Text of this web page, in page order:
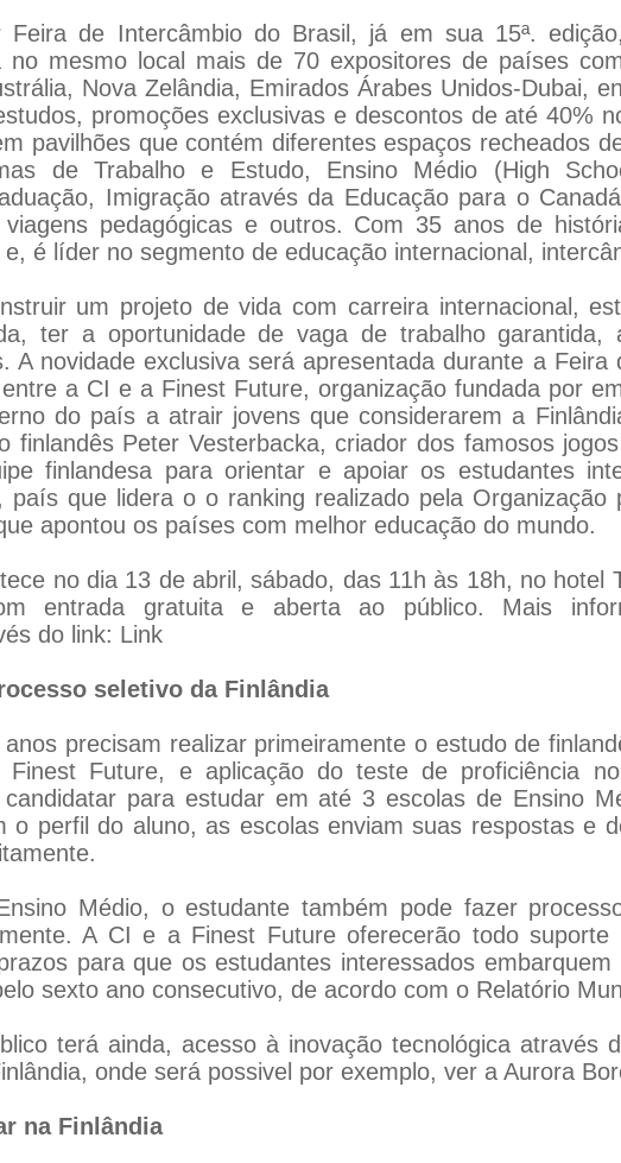
Feira de Intercâmbio do Brasil, já em sua 15ª.
no mesmo local mais de 70 expositores de países
Nova Zelândia, Emirados Árabes Unidos-Dubai,
promoções exclusivas e descontos de até 40%
pavilhões que contém diferentes espaços recheados
de Trabalho e Estudo, Ensino Médio (High
Imigração através da Educação para o
pedagógicas e outros. Com 35 anos de
é líder no segmento de educação internacional,
um projeto de vida com carreira internacional,
ter a oportunidade de vaga de trabalho garantida,
A novidade exclusiva será apresentada durante a
a CI e a Finest Future, organização fundada por
do país a atrair jovens que considerarem a
finlandês Peter Vesterbacka, criador dos famosos
finlandesa para orientar e apoiar os estudantes
país que lidera o o ranking realizado pela Organização
apontou os países com melhor educação do mundo.
no dia 13 de abril, sábado, das 11h às 18h, no hotel
entrada gratuita e aberta ao público. Mais
do link: Link
seletivo da Finlândia
precisam realizar primeiramente o estudo de
Future, e aplicação do teste de proficiência
para estudar em até 3 escolas de Ensino
o perfil do aluno, as escolas enviam suas respostas e
Médio, o estudante também pode fazer
A CI e a Finest Future oferecerão todo
para que os estudantes interessados
sexto ano consecutivo, de acordo com o Relatório
terá ainda, acesso à inovação tecnológica através
onde será possivel por exemplo, ver a Aurora
na Finlândia